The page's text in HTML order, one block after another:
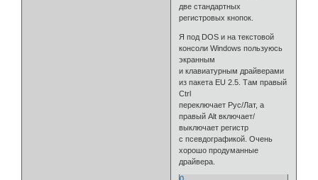
две стандартных
регистровых кнопок.
Я под DOS и на текстовой
консоли Windows пользуюсь
экранным
и клавиатурным драйверами
из пакета EU 2.5. Там правый
Ctrl
переключает Рус/Лат, а
правый Alt включает/
выключает регистр
с псевдографикой. Очень
хорошо продуманные
драйвера.